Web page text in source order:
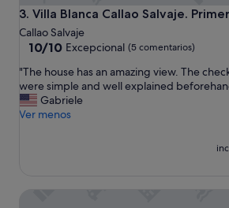
t
e
.
3. Villa Blanca Callao Salvaje.
Villa Blanca Callao Salvaje. Primera
Callao Salvaje
10.0
10,
Excepcional,
(5 comentarios)
10/10 Excepcional (5 comentarios)
"
T
h
e
"The house has an amazing view. The
were simple and well explained
Gabriele
Ver menos